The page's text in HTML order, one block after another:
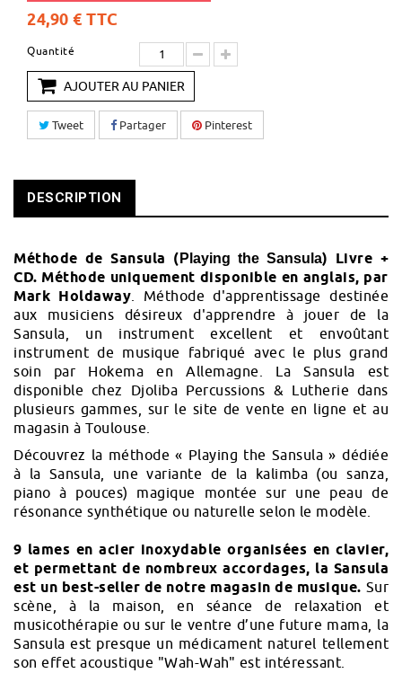
24,90 € TTC
Quantité
AJOUTER AU PANIER
Tweet Partager Pinterest
DESCRIPTION
Méthode de Sansula ( Playing the Sansula) Livre +
CD. Méthode uniquement disponible en anglais, par
Mark Holdaway . Méthode d'apprentissage destinée
aux musiciens désireux d'apprendre à jouer de la
Sansula, un instrument excellent et envoûtant
instrument de musique fabriqué avec le plus grand
soin par Hokema en Allemagne. La Sansula est
disponible chez Djoliba Percussions & Lutherie dans
plusieurs gammes, sur le site de vente en ligne et au
magasin à Toulouse.
Découvrez la méthode « Playing the Sansula » dédiée
à la Sansula, une variante de la kalimba (ou sanza,
piano à pouces) magique montée sur une peau de
résonance synthétique ou naturelle selon le modèle.
9 lames en acier inoxydable organisées en clavier,
et permettant de nombreux accordages, la Sansula
est un best-seller de notre magasin de musique. Sur
scène, à la maison, en séance de relaxation et
musicothérapie ou sur le ventre d’une future mama, la
Sansula est presque un médicament naturel tellement
son effet acoustique "Wah-Wah" est intéressant.